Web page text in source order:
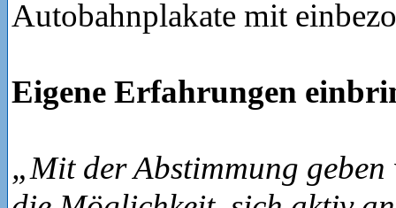
Autobahnplakate mit
Eigene Erfahrungen
„Mit der Abstimmung